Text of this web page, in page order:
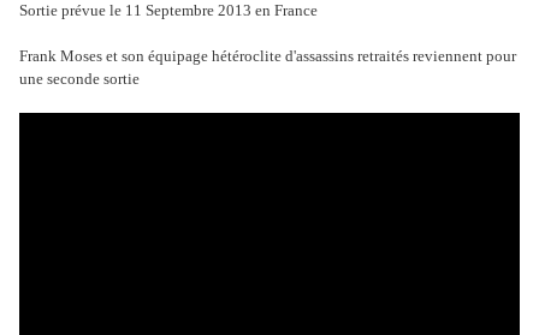
Sortie prévue le 11 Septembre 2013 en France
Frank Moses et son équipage hétéroclite d'assassins retraités reviennent pour
une seconde sortie